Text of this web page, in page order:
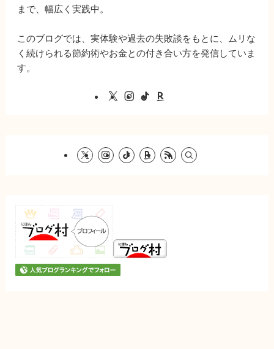
まで、幅広く実践中。
このブログでは、実体験や過去の失敗談をもとに、ムリな
く続けられる節約術やお金との付き合い方を発信していま
す。